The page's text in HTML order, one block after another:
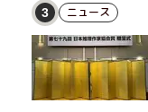
3 ニュース